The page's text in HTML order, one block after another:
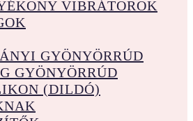
VIBRÁTOROK
GYÖNYÖRRÚD
GYÖNYÖRRÚD
(DILDÓ)